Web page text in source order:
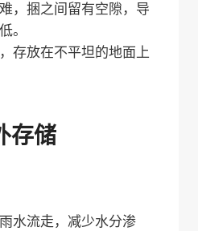
，捆之间留有空隙，导
。
存放在不平坦的地面上
存储
水流走，减少水分渗